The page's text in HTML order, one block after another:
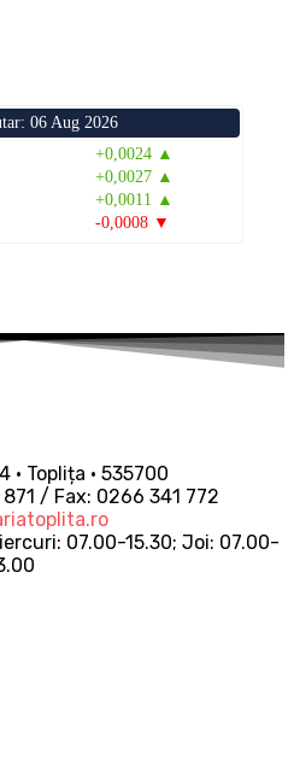
06 Aug 2026
+0,0024 ▲
+0,0027 ▲
+0,0011 ▲
-0,0008 ▼
• Toplița • 535700
/ Fax: 0266 341 772
07.00-15.30; Joi: 07.00-